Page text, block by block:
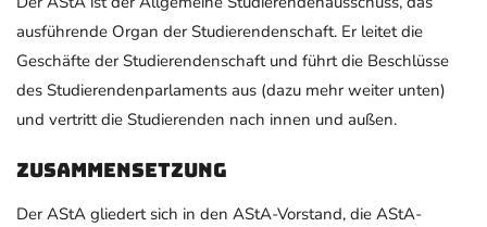
ausführende Organ der Studierendenschaft. Er leitet die
Geschäfte der Studierendenschaft und führt die Beschlüsse
des Studierendenparlaments aus (dazu mehr weiter unten)
und vertritt die Studierenden nach innen und außen.
Zusammensetzung
Der AStA gliedert sich in den AStA-Vorstand, die AStA-